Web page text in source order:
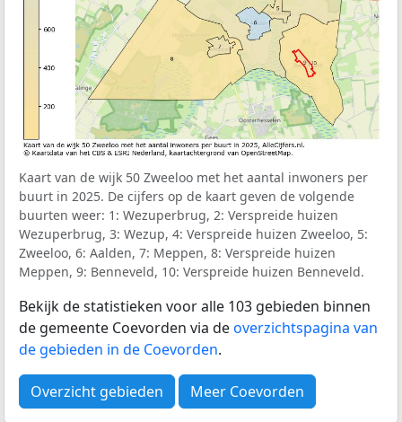
Kaart van de wijk 50 Zweeloo met het aantal inwoners per
buurt in 2025. De cijfers op de kaart geven de volgende
buurten weer: 1: Wezuperbrug, 2: Verspreide huizen
Wezuperbrug, 3: Wezup, 4: Verspreide huizen Zweeloo, 5:
Zweeloo, 6: Aalden, 7: Meppen, 8: Verspreide huizen
Meppen, 9: Benneveld, 10: Verspreide huizen Benneveld.
Bekijk de statistieken voor alle 103 gebieden binnen
de gemeente Coevorden via deoverzichtspagina van
de gebieden in de Coevorden.
Overzicht gebieden Meer Coevorden